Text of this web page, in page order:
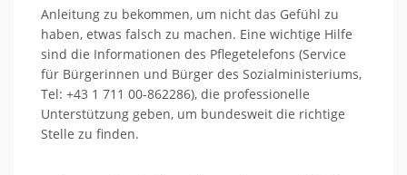
Anleitung zu bekommen, um nicht das Gefühl zu
haben, etwas falsch zu machen. Eine wichtige Hilfe
sind die Informationen des Pflegetelefons (Service
für Bürgerinnen und Bürger des Sozialministeriums,
Tel: +43 1 711 00-862286), die professionelle
Unterstützung geben, um bundesweit die richtige
Stelle zu finden.